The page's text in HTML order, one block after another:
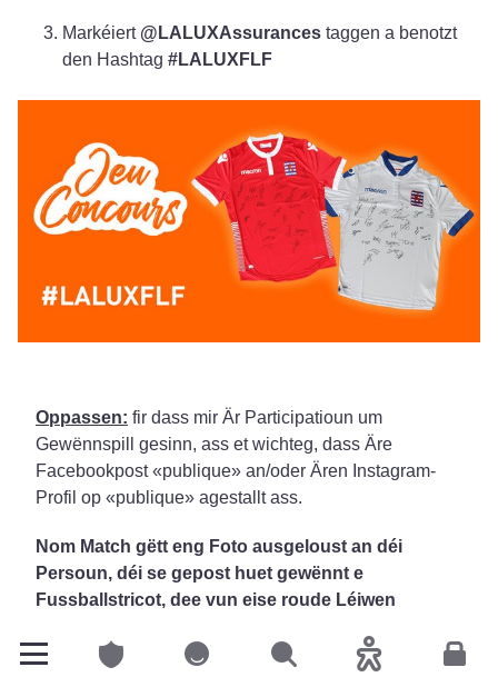
PrivatclientenPrivatclientenSichen Accessibilitéit
Markéiert @LALUXAssurances taggen a benotzt
den Hashtag #LALUXFLF
Oppassen: fir dass mir Är Participatioun um
Gewënnspill gesinn, ass et wichteg, dass Äre
Facebookpost «publique» an/oder Ären Instagram-
Profil op «publique» agestallt ass.
Nom Match gëtt eng Foto ausgeloust an déi
Persoun, déi se gepost huet gewënnt e
Fussballstricot, dee vun eise roude Léiwen
: @LALUX Assurances